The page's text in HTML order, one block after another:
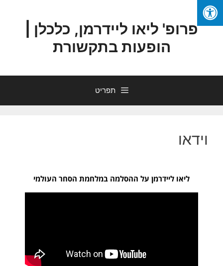
פרופ' ליאו ליידרמן, כלכלן |
הופעות בתקשורת
תפריט
וידאו
ליאו ליידרמן על ההסלמה במלחמת הסחר העולמי